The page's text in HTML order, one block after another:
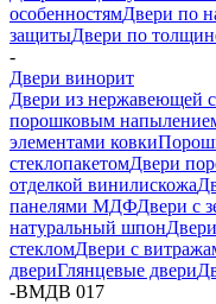
особенностямДвери по
защитыДвери по
-
Двери винорит
Двери из нержавеющей
порошковым
элементами ковки
стеклопакетомДвери
отделкой винилискожа
панелями МДФДвери с
натуральный шпон
стекломДвери с
двериГлянцевые двери
-ВМДВ 017